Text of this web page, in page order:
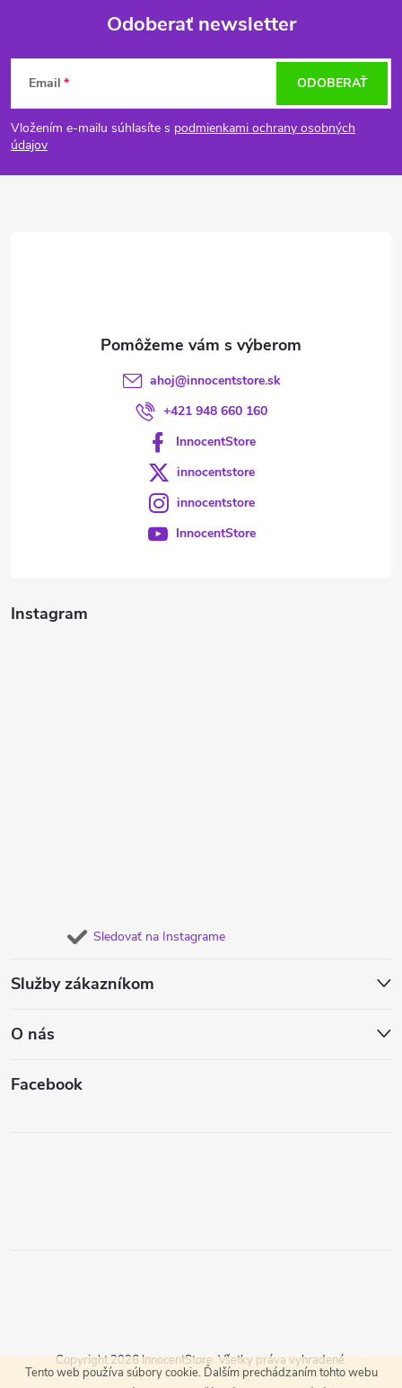
Tento web používa súbory cookie. Ďalším prechádzaním tohto webu
Z
á
p
Odoberať newsletter
Email
Vložením e-mailu súhlasíte s podmienkami ochrany osobných
údajov
ODOBERAŤ
Instagram
Sledovať na Instagrame
Služby zákazníkom
O nás
Facebook
ahoj@innocentstore.sk
+421 948 660 160
InnocentStore
innocentstore
innocentstore
InnocentStore
Copyright 2026 InnocentStore. Všetky práva vyhradené.